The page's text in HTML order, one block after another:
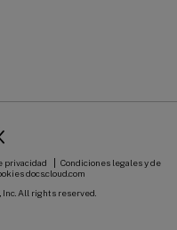
privacidad
Condiciones legales y de
docs.cloud.com
All rights reserved.